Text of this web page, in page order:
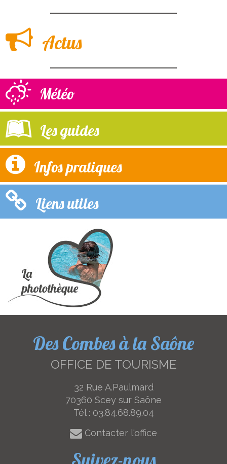
Actus
Météo
Les guides
Infos pratiques
Liens utiles
Des Combes à la Saône
OFFICE DE TOURISME
32 Rue A.Paulmard
70360 Scey sur Saône
Tél : 03.84.68.89.04
Contacter l'office